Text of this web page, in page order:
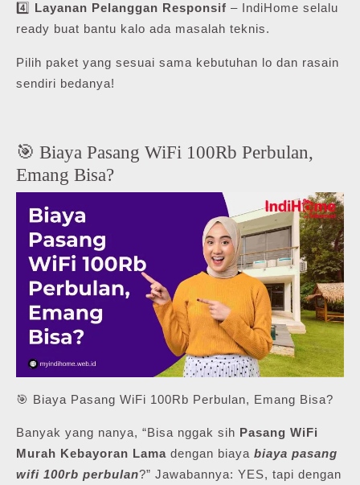
4️⃣ Layanan Pelanggan Responsif – IndiHome selalu
ready buat bantu kalo ada masalah teknis.
Pilih paket yang sesuai sama kebutuhan lo dan rasain
sendiri bedanya!
🎯 Biaya Pasang WiFi 100Rb Perbulan,
Emang Bisa?
🎯 Biaya Pasang WiFi 100Rb Perbulan, Emang Bisa?
Banyak yang nanya, “Bisa nggak sih Pasang WiFi
Murah Kebayoran Lama dengan biaya biaya pasang
wifi 100rb perbulan?” Jawabannya: YES, tapi dengan